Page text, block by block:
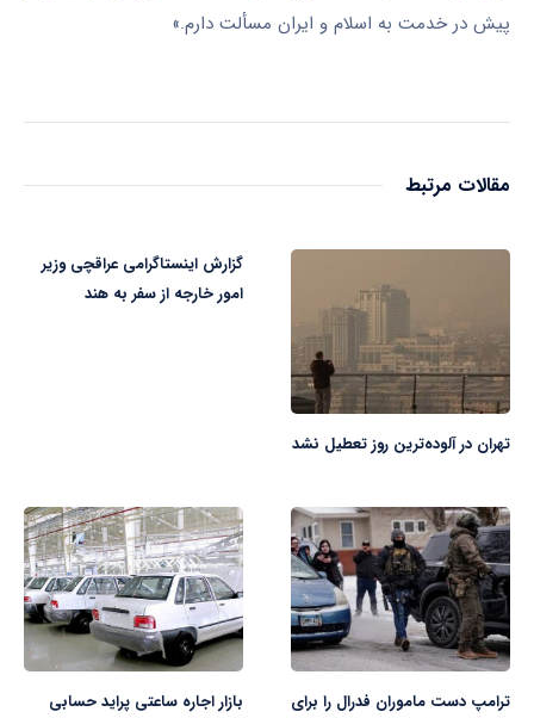
پیش در خدمت به اسلام و ایران مسألت دارم.»
مقالات مرتبط
تهران در آلوده‌ترین روز تعطیل نشد
گزارش اینستاگرامی عراقچی وزیر
امور خارجه از سفر به هند
ترامپ دست ماموران فدرال را برای
بازار اجاره ساعتی پراید حسابی